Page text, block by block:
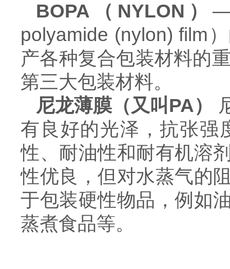
BOPA（NYLON）
polyamide (nylon) film
产各种复合包装材料的
第三大包装材料。
尼龙薄膜（又叫PA）
有良好的光泽，抗张强
性、耐油性和耐有机溶
性优良，但对水蒸气的
于包装硬性物品，例如
蒸煮食品等。